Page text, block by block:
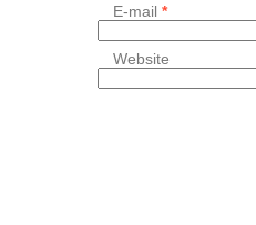
E-mail*
Website